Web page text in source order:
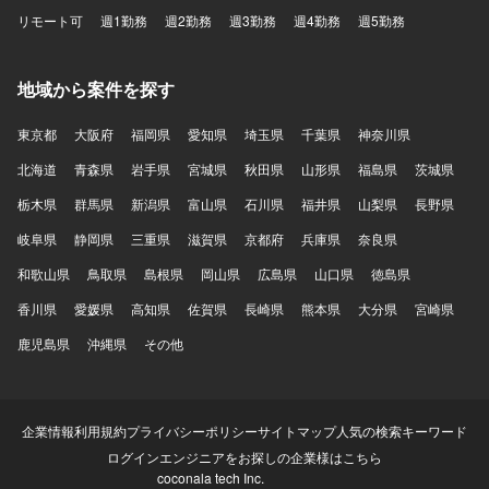
リモート可 週1勤務 週2勤務 週3勤務 週4勤務 週5勤務
地域から案件を探す
東京都 大阪府 福岡県 愛知県 埼玉県 千葉県
神奈川県
北海道
青森県 岩手県 宮城県 秋田県 山形県 福島県
茨城県
栃木県
群馬県 新潟県 富山県 石川県 福井県 山梨県
長野県
岐阜県
静岡県 三重県 滋賀県 京都府 兵庫県
奈良県
和歌山県
鳥取県 島根県 岡山県 広島県 山口県
徳島県
香川県
愛媛県 高知県 佐賀県 長崎県 熊本県 大分県
宮崎県
鹿児島県
沖縄県 その他
企業情報利用規約プライバシーポリシーサイトマップ人気の検索キーワード
ログインエンジニアをお探しの企業様はこちら
coconala tech Inc.